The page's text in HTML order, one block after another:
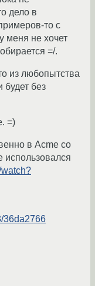
дело в
то с
меня не хочет
=/.
из любопытства
будет без
=)
в Acme со
использовался
36da2766